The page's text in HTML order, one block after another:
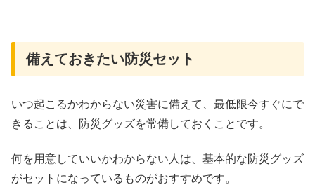
備えておきたい防災セット
いつ起こるかわからない災害に備えて、最低限今すぐにで
きることは、防災グッズを常備しておくことです。
何を用意していいかわからない人は、基本的な防災グッズ
がセットになっているものがおすすめです。